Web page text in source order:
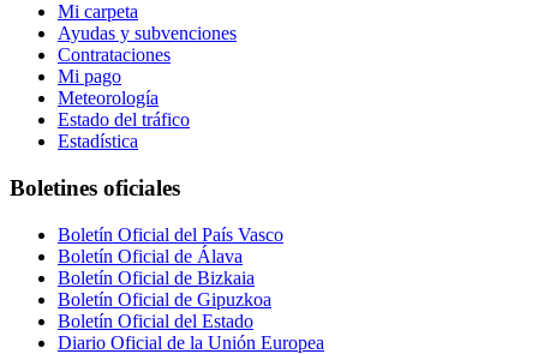
Mi carpeta
Ayudas y subvenciones
Contrataciones
Mi pago
Meteorología
Estado del tráfico
Estadística
Boletines oficiales
Boletín Oficial del País Vasco
Boletín Oficial de Álava
Boletín Oficial de Bizkaia
Boletín Oficial de Gipuzkoa
Boletín Oficial del Estado
Diario Oficial de la Unión Europea